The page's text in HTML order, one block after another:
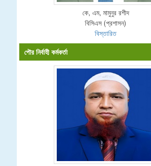
কে, এম, মামুনুর রশীদ
বিসিএস (প্রশাসন)
বিস্তারিত
পৌর নির্বাহী কর্মকর্তা